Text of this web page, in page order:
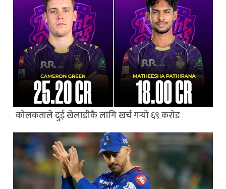
कोलकताले दुई खेलाडीकै लागि खर्च गर्‍यो ६९ करोड